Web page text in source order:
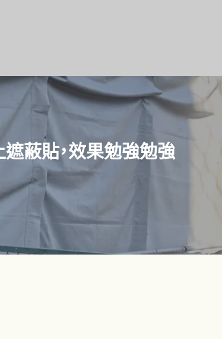
蔽貼，效果勉強勉強